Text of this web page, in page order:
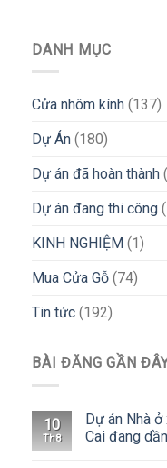
DANH MỤC
Cửa nhôm kính (137)
Dự Án (180)
Dự án đã hoàn thành
Dự án đang thi công
KINH NGHIỆM (1)
Mua Cửa Gỗ (74)
Tin tức (192)
BÀI ĐĂNG GẦN
10
Th8
Dự án Nhà
Cai đang